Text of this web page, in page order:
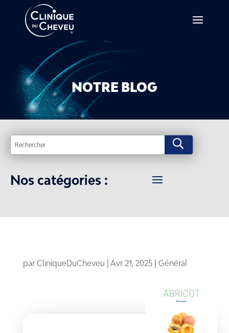
NOTRE BLOG
U
Nos catégories :
parCliniqueDuCheveu Avr 21, 2025 Général